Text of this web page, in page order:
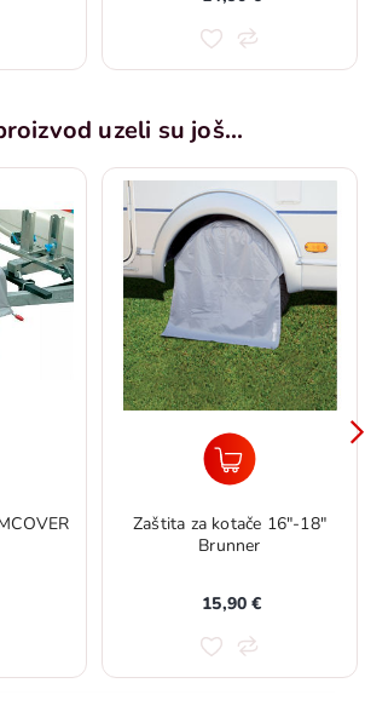
uzeli su još...
Zaštita za kotače 16"-18"
Brunner
15,90 €